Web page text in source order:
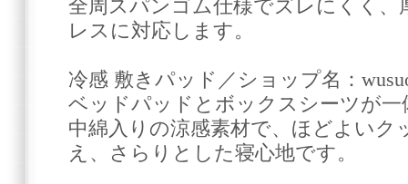
全周スパンゴム仕様でズレにくく、
レスに対応します。
冷感 敷きパッド／ショップ名：
ベッドパッドとボックスシーツが
中綿入りの涼感素材で、ほどよいク
え、さらりとした寝心地です。